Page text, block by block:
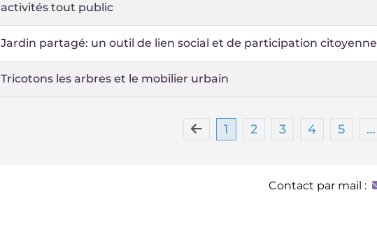
activités tout public
Jardin partagé: un outil de lien social et de participation citoyenne
Tricotons les arbres et le mobilier urbain
1 2 3 4 5 …
Contact par mail :